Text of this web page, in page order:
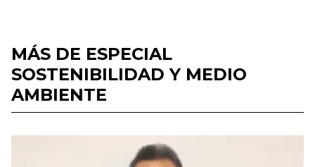
MÁS DE ESPECIAL
SOSTENIBILIDAD Y MEDIO
AMBIENTE